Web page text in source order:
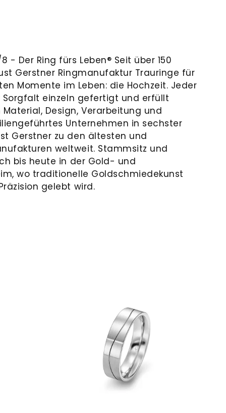
- Der Ring fürs Leben® Seit über 150
Gerstner Ringmanufaktur Trauringe für
Momente im Leben: die Hochzeit. Jeder
Sorgfalt einzeln gefertigt und erfüllt
Design, Verarbeitung und
Unternehmen in sechster
Gerstner zu den ältesten und
weltweit. Stammsitz und
bis heute in der Gold- und
wo traditionelle Goldschmiedekunst
gelebt wird.